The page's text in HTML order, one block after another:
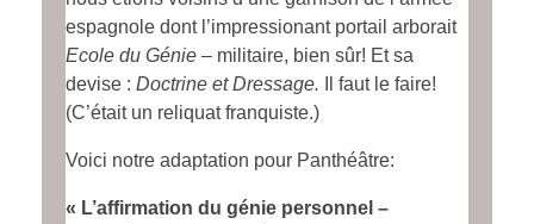
espagnole dont l’impressionant portail arborait
Ecole du Génie – militaire, bien sûr! Et sa
devise : Doctrine et Dressage. Il faut le faire!
(C’était un reliquat franquiste.)
Voici notre adaptation pour Panthéâtre:
« L’affirmation du génie personnel –